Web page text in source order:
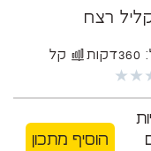
רצח
דקות קל
★
★
הוסיף מתכון